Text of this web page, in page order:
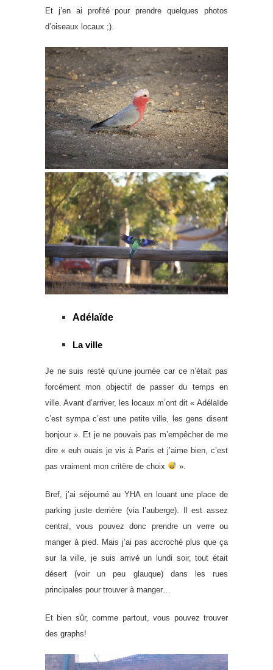
Et j’en ai profité pour prendre quelques photos
d’oiseaux locaux ;).
Adélaïde
La ville
Je ne suis resté qu’une journée car ce n’était pas
forcément mon objectif de passer du temps en
ville. Avant d’arriver, les locaux m’ont dit « Adélaïde
c’est sympa c’est une petite ville, les gens disent
bonjour ». Et je ne pouvais pas m’empêcher de me
dire « euh ouais je vis à Paris et j’aime bien, c’est
pas vraiment mon critère de choix
».
Bref, j’ai séjourné au YHA en louant une place de
parking juste derrière (via l’auberge). Il est assez
central, vous pouvez donc prendre un verre ou
manger à pied. Mais j’ai pas accroché plus que ça
sur la ville, je suis arrivé un lundi soir, tout était
désert (voir un peu glauque) dans les rues
principales pour trouver à manger…
Et bien sûr, comme partout, vous pouvez trouver
des graphs!